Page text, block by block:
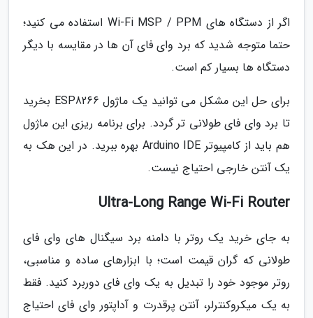
اگر از دستگاه های Wi-Fi MSP / PPM استفاده می کنید؛
حتما متوجه شدید که برد وای فای آن ها در مقایسه با دیگر
دستگاه ها بسیار کم است.
برای حل این مشکل می توانید یک ماژول ESP8266 بخرید
تا برد وای فای طولانی تر گردد. برای برنامه ریزی این ماژول
هم باید از کامپیوتر Arduino IDE بهره ببرید. در این هک به
یک آنتن خارجی احتیاج نیست.
Ultra-Long Range Wi-Fi Router
به جای خرید یک روتر با دامنه برد سیگنال های وای فای
طولانی که گران قیمت است؛ با ابزارهای ساده و مناسبی،
روتر موجود خود را تبدیل به یک وای فای دوربرد کنید. فقط
به یک میکروکنترلر، آنتن پرقدرت و آداپتور وای فای احتیاج